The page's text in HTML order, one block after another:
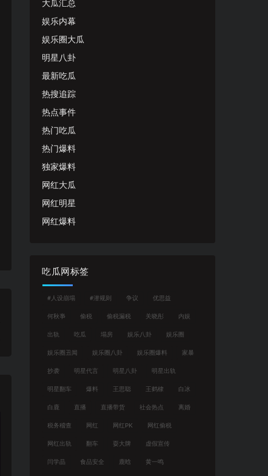
大瓜汇总
娱乐内幕
娱乐圈大瓜
明星八卦
最新吃瓜
热搜追踪
热点事件
热门吃瓜
热门爆料
独家爆料
网红大瓜
网红明星
网红爆料
吃瓜网标签
#人设崩塌 #潜规则 争议 优思益
何秋亊 偷税 偷税漏税 关晓彤 内娱
出轨 吃瓜 塌房 娱乐八卦 娱乐圈
娱乐圈丑闻 娱乐圈八卦 娱乐圈爆料 家暴
抄袭 明星代言 明星八卦 明星出轨
明星翻车 爆料 王思聪 王鹤棣 白冰
白鹿 直播 直播带货 社会热点 离婚
税务稽查 网红 网红PK 网红偷税
网红出轨 翻车 耍大牌 虚假宣传
闫学晶 食品安全 鹿晗 黄一鸣